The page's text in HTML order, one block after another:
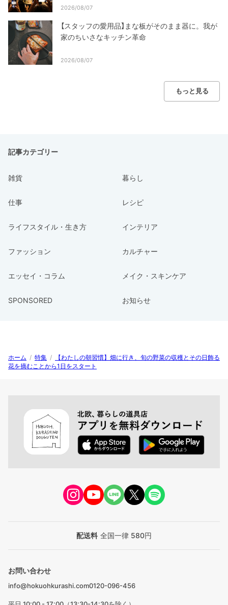
2026/08/07
【スタッフの愛用品】まな板がそのまま器に。我が
家のちいさなキッチン革命
2026/08/07
もっと見る
記事カテゴリー
雑貨 暮らし
仕事 レシピ
ライフスタイル・生き方 インテリア
ファッション カルチャー
エッセイ・コラム メイク・スキンケア
SPONSORED お知らせ
ホーム / 特集 /
【わたしの朝習慣】畑に行き、旬の野菜の収穫とその日飾る
花を摘むことから1日をスタート
配送料 全国一律 580円
お問い合わせ
info@hokuohkurashi.com0120-096-456